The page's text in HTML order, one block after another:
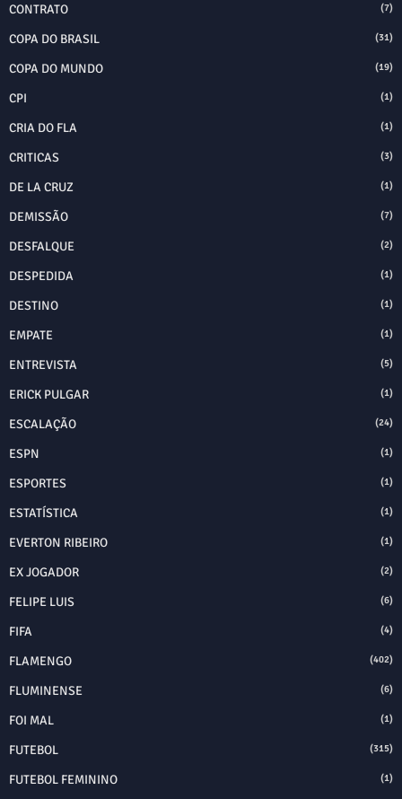
CONTRATO (7)
COPA DO BRASIL (31)
COPA DO MUNDO (19)
CPI (1)
CRIA DO FLA (1)
CRITICAS (3)
DE LA CRUZ (1)
DEMISSÃO (7)
DESFALQUE (2)
DESPEDIDA (1)
DESTINO (1)
EMPATE (1)
ENTREVISTA (5)
ERICK PULGAR (1)
ESCALAÇÃO (24)
ESPN (1)
ESPORTES (1)
ESTATÍSTICA (1)
EVERTON RIBEIRO (1)
EX JOGADOR (2)
FELIPE LUIS (6)
FIFA (4)
FLAMENGO (402)
FLUMINENSE (6)
FOI MAL (1)
FUTEBOL (315)
FUTEBOL FEMININO (1)